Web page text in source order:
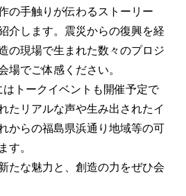
の手触りが伝わるストーリー
介します。震災からの復興を経
の現場で生まれた数々のプロジ
場でご体感ください。
はトークイベントも開催予定で
たリアルな声や生み出されたイ
からの福島県浜通り地域等の可
す。
たな魅力と、創造の力をぜひ会